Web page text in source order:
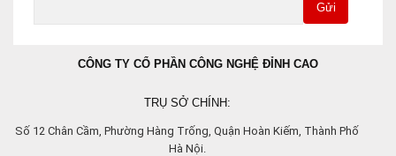
Gửi
CÔNG TY CỔ PHẦN CÔNG NGHỆ ĐỈNH CAO
TRỤ SỞ CHÍNH:
Số 12 Chân Cầm, Phường Hàng Trống, Quận Hoàn Kiếm, Thành Phố
Hà Nội.